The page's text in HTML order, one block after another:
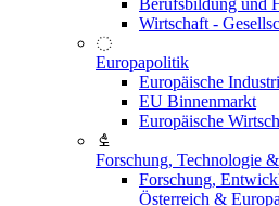
Berufsbildung und
Wirtschaft -
Europapolitik
Europäische
EU Binnenmarkt
Europäische
Forschung, Technologie
Forschung,
Österreich & Europa